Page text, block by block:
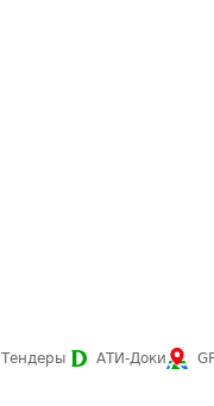
Тендеры АТИ-Доки